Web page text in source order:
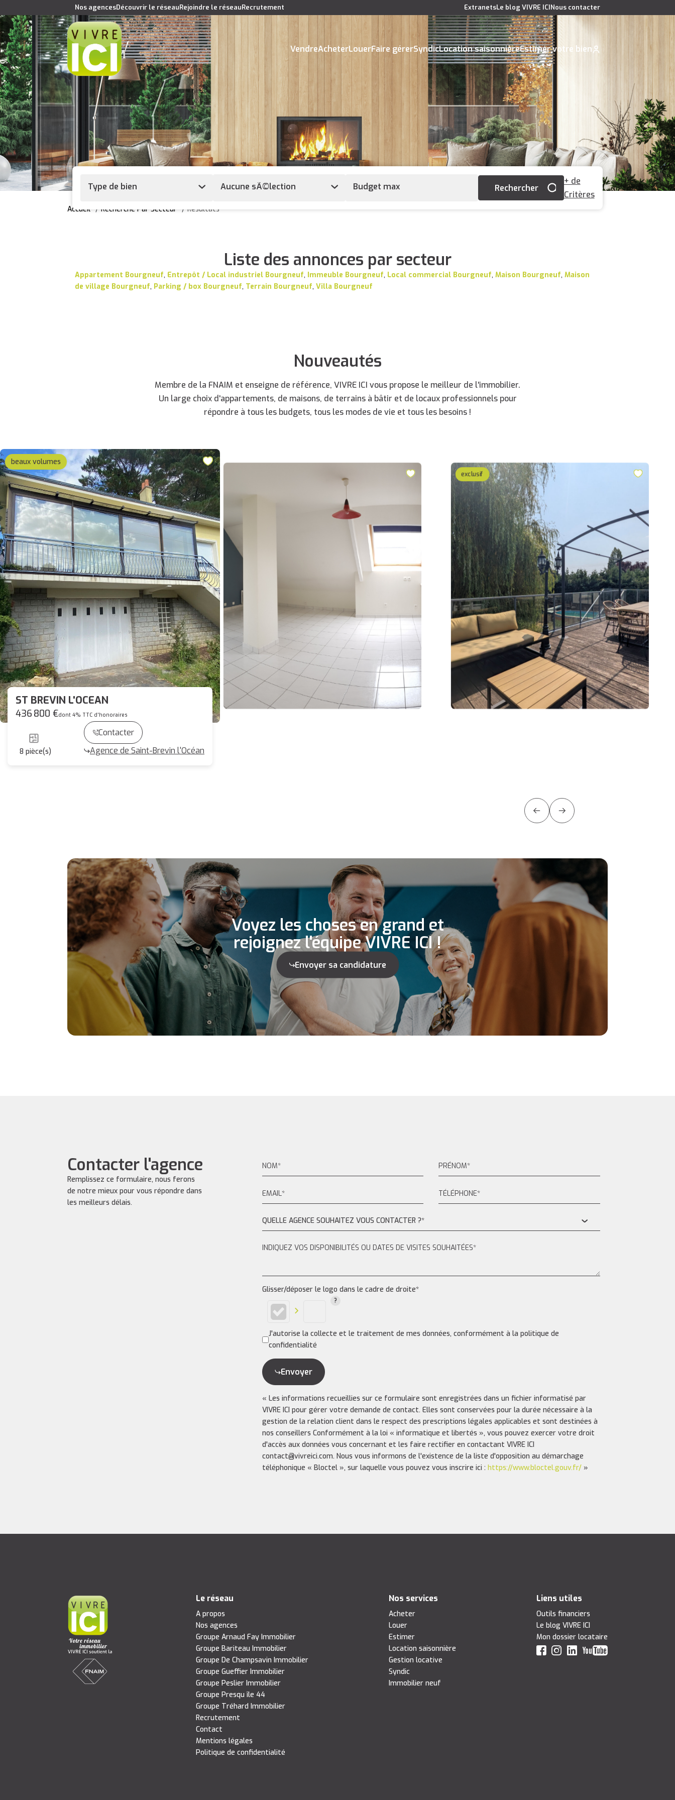
Nos agencesDécouvrir le réseauRejoindre le réseauRecrutement ExtranetsLe blog VIVRE ICINous contacter
VendreAcheterLouerFaire gérerSyndicLocation saisonnièreEstimer votre bien
Type de bien Aucune sÃ©lection
+ de
Critères
Accueil Recherche Par Secteur Résultats
Liste des annonces par secteur
Appartement Bourgneuf, Entrepôt / Local industriel Bourgneuf, Immeuble Bourgneuf, Local commercial Bourgneuf,Maison Bourgneuf,Maison
de village Bourgneuf, Parking / box Bourgneuf, Terrain Bourgneuf,Villa Bourgneuf
Nouveautés
Membre de la FNAIM et enseigne de référence, VIVRE ICI vous propose le meilleur de l'immobilier.
Un large choix d'appartements, de maisons, de terrains à bâtir et de locaux professionnels pour
répondre à tous les budgets, tous les modes de vie et tous les besoins !
beaux volumes
ST BREVIN L'OCEAN
436 800 €dont 4% TTC d'honoraires
8 pièce(s)
Contacter
Agence de Saint-Brevin l'Océan
exclusif
Voyez les choses en grand et
rejoignez l'équipe VIVRE ICI !
Envoyer sa candidature
Contacter l'agence
Remplissez ce formulaire, nous ferons
de notre mieux pour vous répondre dans
les meilleurs délais.
QUELLE AGENCE SOUHAITEZ VOUS CONTACTER ?*
Glisser/déposer le logo dans le cadre de droite*
J'autorise la collecte et le traitement de mes données, conformément à la politique de
confidentialité
Envoyer
« Les informations recueillies sur ce formulaire sont enregistrées dans un fichier informatisé par
VIVRE ICI pour gérer votre demande de contact. Elles sont conservées pour la durée nécessaire à la
gestion de la relation client dans le respect des prescriptions légales applicables et sont destinées à
nos conseillers Conformément à la loi « informatique et libertés », vous pouvez exercer votre droit
d'accès aux données vous concernant et les faire rectifier en contactant VIVRE ICI
contact@vivreici.com. Nous vous informons de l'existence de la liste d'opposition au démarchage
téléphonique « Bloctel », sur laquelle vous pouvez vous inscrire ici : https://www.bloctel.gouv.fr/»
Le réseau
A propos
Nos agences
Groupe Arnaud Fay Immobilier
Groupe Bariteau Immobilier
Groupe De Champsavin Immobilier
Groupe Gueffier Immobilier
Groupe Peslier Immobilier
Groupe Presqu île 44
Groupe Tréhard Immobilier
Recrutement
Contact
Mentions légales
Politique de confidentialité
Nos services
Acheter
Louer
Estimer
Location saisonnière
Gestion locative
Syndic
Immobilier neuf
Liens utiles
Outils financiers
Le blog VIVRE ICI
Mon dossier locataire